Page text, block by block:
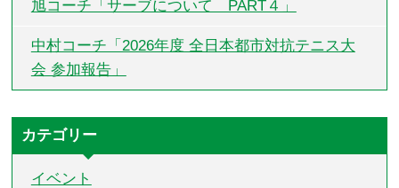
旭コーチ「サーブについて PART４」
中村コーチ「2026年度 全日本都市対抗テニス大
会 参加報告」
カテゴリー
イベント